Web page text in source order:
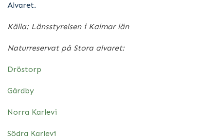
Alvaret.
Källa: Länsstyrelsen i Kalmar län
Naturreservat på Stora alvaret:
Dröstorp
Gårdby
Norra Karlevi
Södra Karlevi